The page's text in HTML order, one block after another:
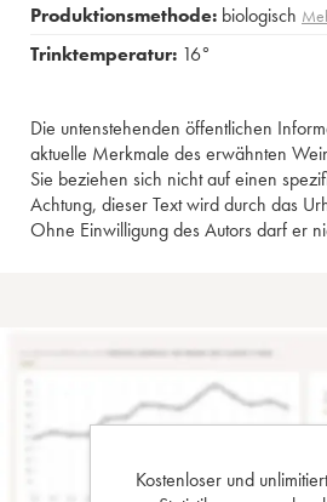
Produktionsmethode: biologisch
Trinktemperatur: 16°
Die untenstehenden öffentlichen
aktuelle Merkmale des erwähnten
Sie beziehen sich nicht auf einen
Achtung, dieser Text wird durch das
Ohne Einwilligung des Autors darf er
Kostenloser und